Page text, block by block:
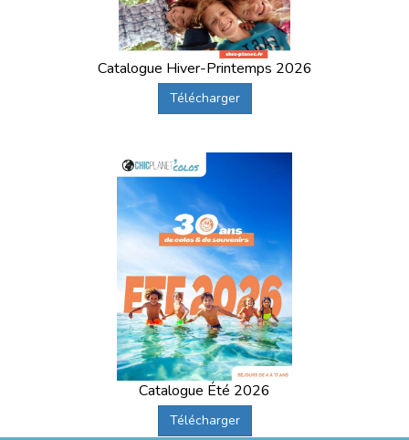
Catalogue Hiver-Printemps 2026
Télécharger
Catalogue Été 2026
Télécharger